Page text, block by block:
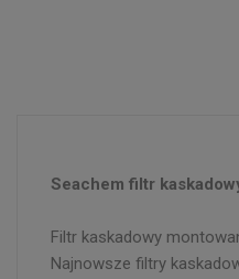
Seachem filtr
Filtr kaskadowy
Najnowsze filtry